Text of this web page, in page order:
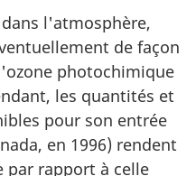
l'atmosphère,
de façon
photochimique
les quantités et
pour son entrée
en 1996) rendent
rapport à celle